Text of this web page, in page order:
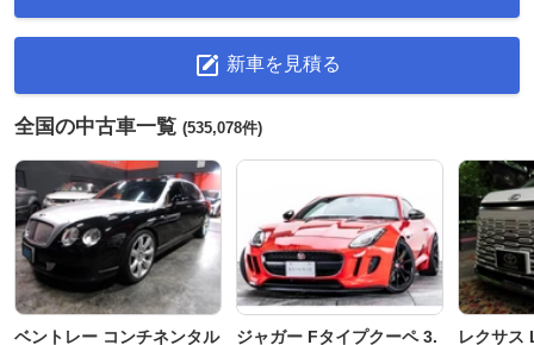
新車を見積る
全国の中古車一覧 (535,078件)
ベントレー コンチネンタル
ジャガー Fタイプクーペ 3.
レクサス